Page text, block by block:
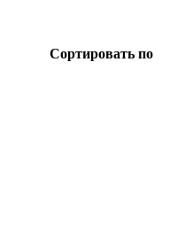
Сортировать по